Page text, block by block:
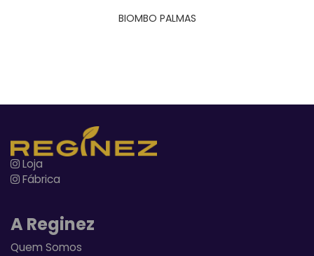
BIOMBO PALMAS
Loja
Fábrica
A Reginez
Quem Somos